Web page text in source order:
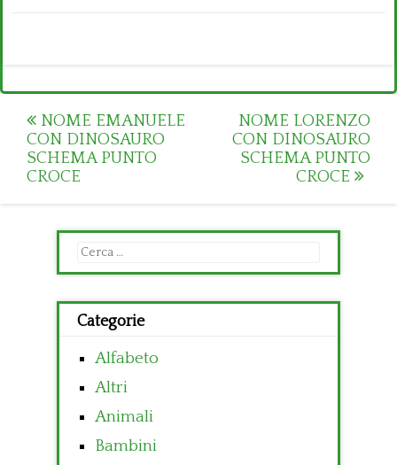
Post
navigation
NOME EMANUELE
CON DINOSAURO
SCHEMA PUNTO
CROCE
NOME LORENZO
CON DINOSAURO
SCHEMA PUNTO
CROCE
Ricerca
per:
Categorie
Alfabeto
Altri
Animali
Bambini